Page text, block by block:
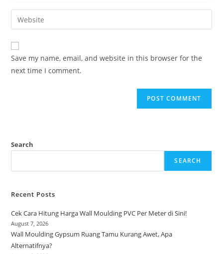
comment
email
address
comment
Enter
your
website
URL
(optional)
Save my name, email, and website in this browser for the
next time I comment.
Search
SEARCH
Recent Posts
Cek Cara Hitung Harga Wall Moulding PVC Per Meter di Sini!
August 7, 2026
Wall Moulding Gypsum Ruang Tamu Kurang Awet, Apa
Alternatifnya?